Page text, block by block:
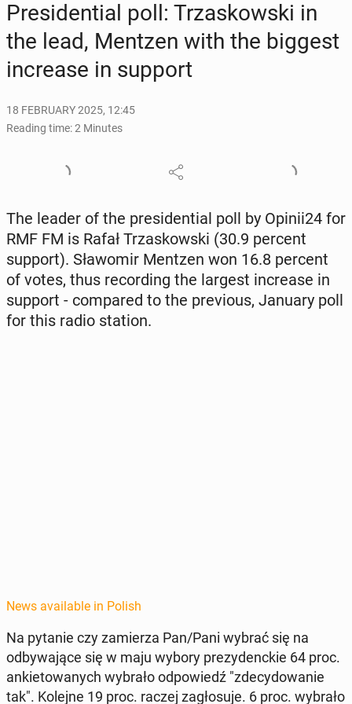
Pres­i­den­tial poll: Trza­skows­ki in
the lead, Mentzen with the biggest
in­crease in support
18 FEBRUARY 2025, 12:45
Reading time: 2 Minutes
The leader of the pres­i­den­tial poll by Opinii24 for
RMF FM is Rafał Trza­skows­ki (30.9 percent
support). Sła­womir Mentzen won 16.8 percent
of votes, thus record­ing the largest in­crease in
support - com­pared to the pre­vi­ous, January poll
for this radio station.
News available in Polish
Na pytanie czy za­mierza Pan/Pani wybrać się na
odby­wa­jące się w maju wybory prezy­denck­ie 64 proc.
anki­etowanych wybrało odpowiedź "zde­cy­dowanie
tak". Kolejne 19 proc. raczej za­gło­su­je. 6 proc. wybrało